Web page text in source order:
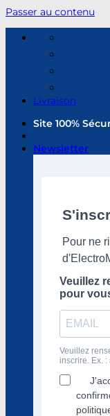
Passer au contenu
Livraison
Site 100%
Newsletter
Pour ne
Veuillez
pour
Veuillez
inscrire. Ex. :